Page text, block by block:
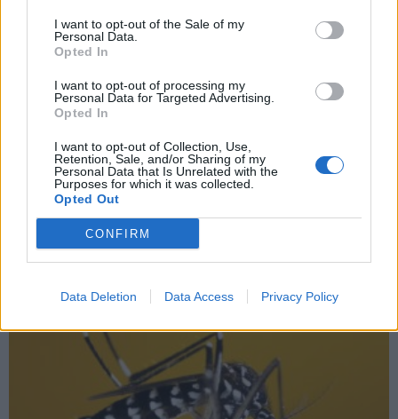
I want to opt-out of the Sale of my
Personal Data.
Opted In
I want to opt-out of processing my
Personal Data for Targeted Advertising.
Opted In
I want to opt-out of Collection, Use,
Retention, Sale, and/or Sharing of my
Personal Data that Is Unrelated with the
Purposes for which it was collected.
Opted Out
CONFIRM
Data Deletion Data Access Privacy Policy
Congé paternité : il double en juillet 2021
28 septembre 2020
COVID-19 : Les femmes résistent mieux que les hommes
4 septembre 2020
Polyarthrite : une nouvelle solution révolutionnaire en cours
de développement
20 janvier 2026
My Favorites